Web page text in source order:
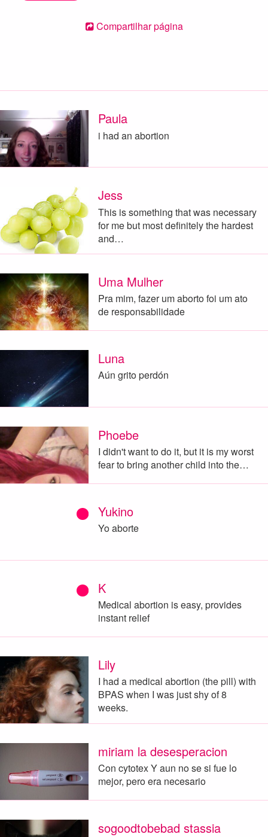
Compartilhar página
Paula
i had an abortion
Jess
This is something that was necessary
for me but most definitely the hardest
and…
Uma Mulher
Pra mim, fazer um aborto foi um ato
de responsabilidade
Luna
Aún grito perdón
Phoebe
I didn't want to do it, but it is my worst
fear to bring another child into the…
Yukino
Yo aborte
K
Medical abortion is easy, provides
instant relief
Lily
I had a medical abortion (the pill) with
BPAS when I was just shy of 8
weeks.
miriam la desesperacion
Con cytotex Y aun no se si fue lo
mejor, pero era necesario
sogoodtobebad stassia